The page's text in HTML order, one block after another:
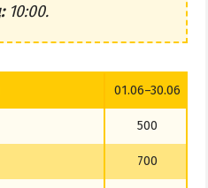
10:00.
01.06–30.06
500
700